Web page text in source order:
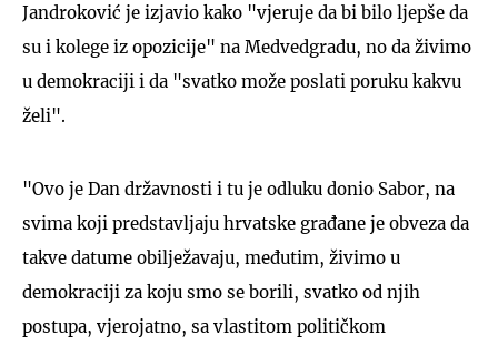
Jandroković je izjavio kako "vjeruje da bi bilo ljepše da
su i kolege iz opozicije" na Medvedgradu, no da živimo
u demokraciji i da "svatko može poslati poruku kakvu
želi".
"Ovo je Dan državnosti i tu je odluku donio Sabor, na
svima koji predstavljaju hrvatske građane je obveza da
takve datume obilježavaju, međutim, živimo u
demokraciji za koju smo se borili, svatko od njih
postupa, vjerojatno, sa vlastitom političkom